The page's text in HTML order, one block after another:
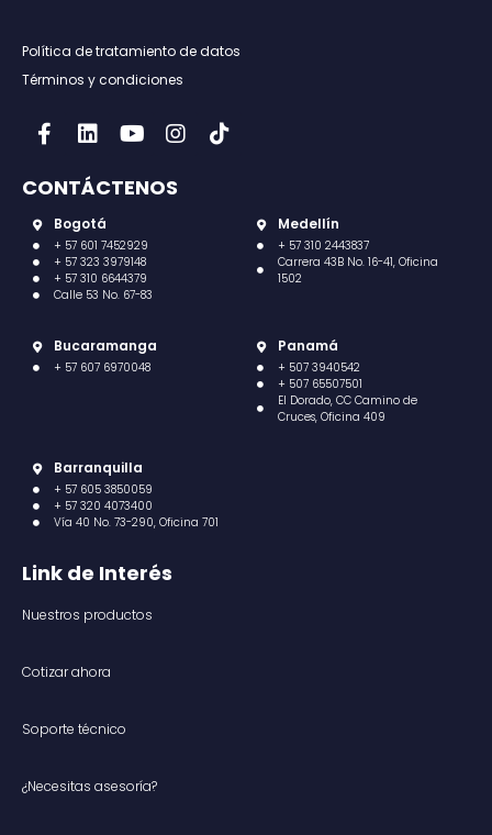
Política de tratamiento de datos
Términos y condiciones
CONTÁCTENOS
Bogotá
+ 57 601 7452929
+ 57 323 3979148
+ 57 310 6644379
Calle 53 No. 67-83
Medellín
+ 57 310 2443837
Carrera 43B No. 16-41, Oficina
1502
Bucaramanga
+ 57 607 6970048
Panamá
+ 507 3940542
+ 507 65507501
El Dorado, CC Camino de
Cruces, Oficina 409
Barranquilla
+ 57 605 3850059
+ 57 320 4073400
Vía 40 No. 73-290, Oficina 701
Link de Interés
Nuestros productos
Cotizar ahora
Soporte técnico
¿Necesitas asesoría?